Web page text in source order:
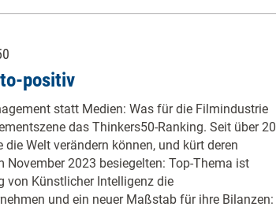
positiv
statt Medien: Was für die Filmindustrie
das Thinkers50-Ranking. Seit über 20
Welt verändern können, und kürt deren
November 2023 besiegelten: Top-Thema ist
von Künstlicher Intelligenz die
und ein neuer Maßstab für ihre Bilanzen: